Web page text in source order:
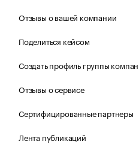
Отзывы о вашей компании
Поделиться кейсом
Создать профиль группы
Отзывы о сервисе
Сертифицированные партнеры
Лента публикаций